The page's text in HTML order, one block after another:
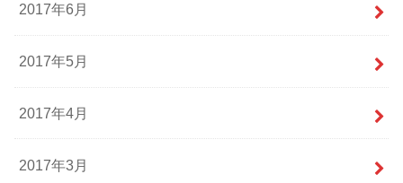
2017年6月
2017年5月
2017年4月
2017年3月